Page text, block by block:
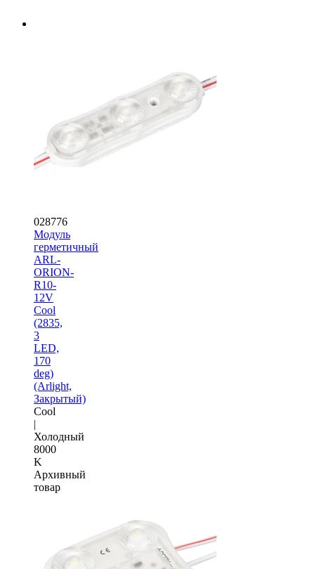
028776
Модуль
герметичный
ARL-
ORION-
R10-
12V
Cool
(2835,
3
LED,
170
deg)
(Arlight,
Закрытый)
Cool
|
Холодный
8000
K
Архивный
товар